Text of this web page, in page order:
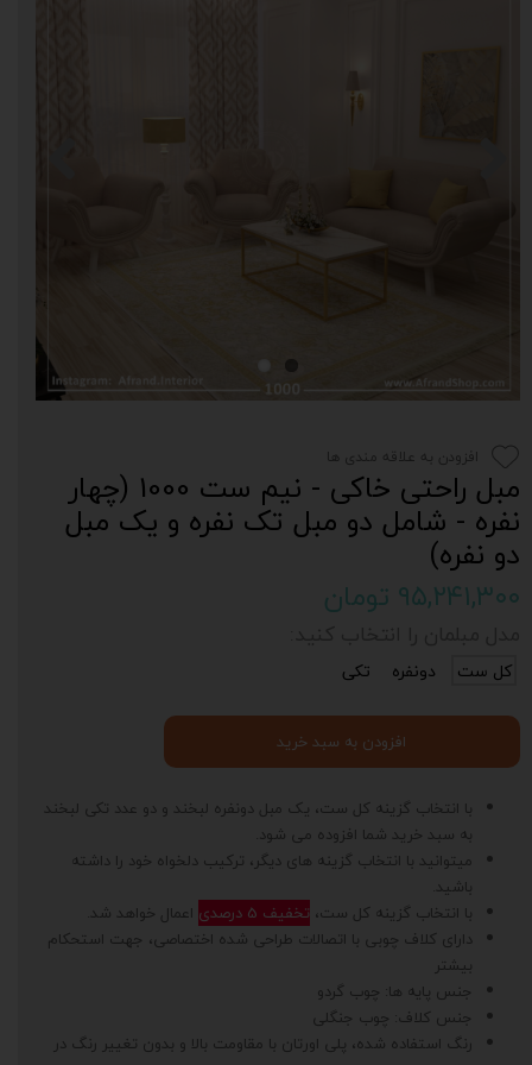
مبل راحتی خاکی - نیم ست 1000 (چهار
نفره - شامل دو مبل تک نفره و یک مبل
دو نفره)
۹۵,۲۴۱,۳۰۰ تومان
با انتخاب گزینه کل ست، یک مبل دونفره لبخند و دو عدد تکی لبخند
به سبد خرید شما افزوده می شود.
میتوانید با انتخاب گزینه های دیگر، ترکیب دلخواه خود را داشته
باشید.
با انتخاب گزینه کل ست، تخفیف 5 درصدی
اعمال خواهد شد.
دارای کلاف چوبی با اتصالات طراحی شده اختصاصی، جهت استحکام
بیشتر
جنس پایه ها: چوب گردو
جنس کلاف: چوب جنگلی
رنگ استفاده شده، پلی اورتان با مقاومت بالا و بدون تغییر رنگ در
کل ست دونفره تکی
افزودن به سبد خرید
افزودن به علاقه مندی ها